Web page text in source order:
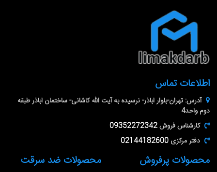
محصولات ضد سرقت محصولات پرفروش
اطلاعات تماس
آدرس: تهران-بلوار اباذر- نرسیده به آیت الله کاشانی- ساختمان اباذر طبقه
دوم واحد4
کارشناس فروش09352272342
دفتر مرکزی 02144182600